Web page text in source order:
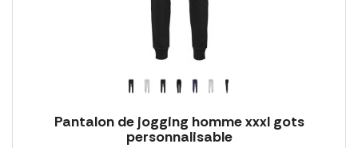
Pantalon de jogging homme xxxl gots
personnalisable